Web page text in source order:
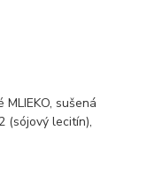
sušená
(sójový lecitín),